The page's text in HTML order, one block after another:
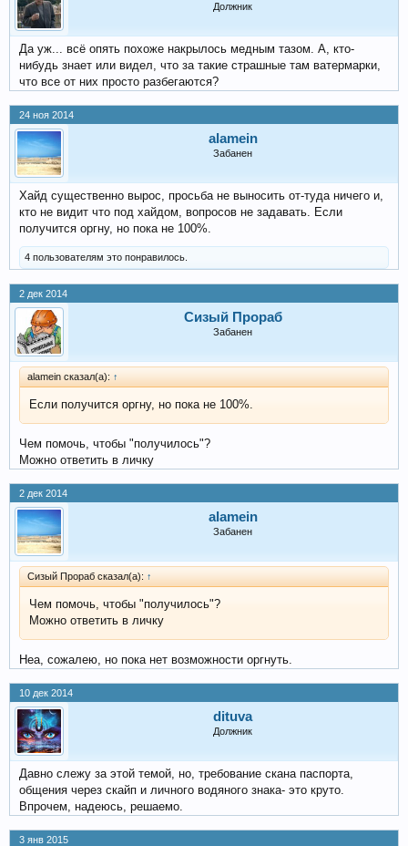
Должник
Да уж... всё опять похоже накрылось медным тазом. А, кто-
нибудь знает или видел, что за такие страшные там ватермарки,
что все от них просто разбегаются?
24 ноя 2014
alamein
Забанен
Хайд существенно вырос, просьба не выносить от-туда ничего и,
кто не видит что под хайдом, вопросов не задавать. Если
получится оргну, но пока не 100%.
4 пользователям это понравилось.
2 дек 2014
Сизый Прораб
Забанен
alamein сказал(а): ↑
Если получится оргну, но пока не 100%.
Чем помочь, чтобы "получилось"?
Можно ответить в личку
2 дек 2014
alamein
Забанен
Сизый Прораб сказал(а): ↑
Чем помочь, чтобы "получилось"?
Можно ответить в личку
Неа, сожалею, но пока нет возможности оргнуть.
10 дек 2014
dituva
Должник
Давно слежу за этой темой, но, требование скана паспорта,
общения через скайп и личного водяного знака- это круто.
Впрочем, надеюсь, решаемо.
3 янв 2015